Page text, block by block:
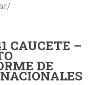
CAUCETE –
DE